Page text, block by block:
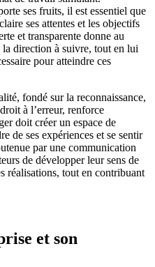
ses fruits, il est essentiel que
ses attentes et les objectifs
et transparente donne au
direction à suivre, tout en lui
pour atteindre ces
fondé sur la reconnaissance,
à l’erreur, renforce
doit créer un espace de
de ses expériences et se sentir
par une communication
de développer leur sens de
réalisations, tout en contribuant
et son